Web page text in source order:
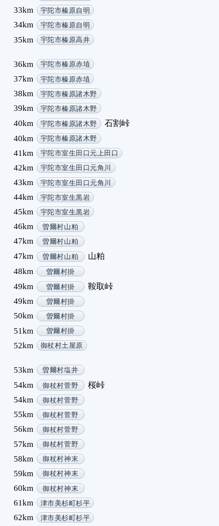
33km 宇陀市榛原自明
34km 宇陀市榛原自明
35km 宇陀市榛原高井
36km 宇陀市榛原赤埴
37km 宇陀市榛原赤埴
38km 宇陀市榛原諸木野
39km 宇陀市榛原諸木野
40km 宇陀市榛原諸木野
石割峠
40km
宇陀市榛原諸木野
41km 宇陀市室生田口元上田口
42km 宇陀市室生田口元角川
43km 宇陀市室生田口元角川
44km 宇陀市室生黒岩
45km 宇陀市室生黒岩
46km 曽爾村山粕
47km 曽爾村山粕
47km 曽爾村山粕
山粕
48km
曽爾村掛
49km 曽爾村掛
鞍取峠
49km
曽爾村掛
50km 曽爾村掛
51km 曽爾村掛
52km 御杖村土屋原
53km 曽爾村塩井
54km 御杖村菅野
桜峠
54km
御杖村菅野
55km 御杖村菅野
56km 御杖村菅野
57km 御杖村菅野
58km 御杖村神末
59km 御杖村神末
60km 御杖村神末
61km 津市美杉町杉平
62km 津市美杉町杉平